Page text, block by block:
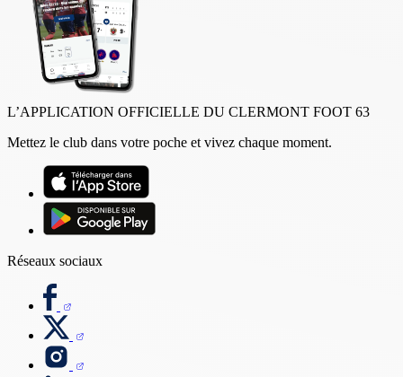
L’APPLICATION OFFICIELLE DU CLERMONT FOOT 63
Mettez le club dans votre poche et vivez chaque moment.
Réseaux sociaux